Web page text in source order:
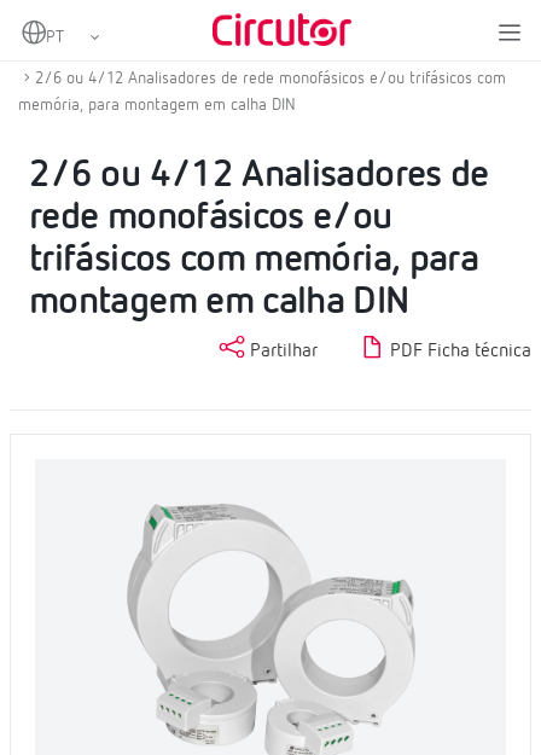
Home
Analisadores de redes fixas
2/6 ou 4/12 Analisadores de rede monofásicos e/ou trifásicos com
memória, para montagem em calha DIN
2/6 ou 4/12 Analisadores de
rede monofásicos e/ou
trifásicos com memória, para
montagem em calha DIN
Partilhar PDF Ficha técnica